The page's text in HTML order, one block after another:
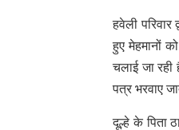
हवेली
हुए मेहमानों
चलाई जा
पत्र भरवाए
दूल्हे के पिता